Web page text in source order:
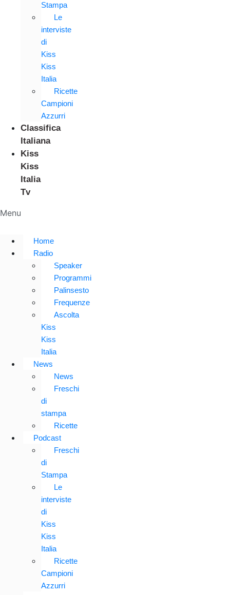
Stampa
Le
interviste
di
Kiss
Kiss
Italia
Ricette
Campioni
Azzurri
Classifica
Italiana
Kiss
Kiss
Italia
Tv
Menu
Home
Radio
Speaker
Programmi
Palinsesto
Frequenze
Ascolta
Kiss
Kiss
Italia
News
News
Freschi
di
stampa
Ricette
Podcast
Freschi
di
Stampa
Le
interviste
di
Kiss
Kiss
Italia
Ricette
Campioni
Azzurri